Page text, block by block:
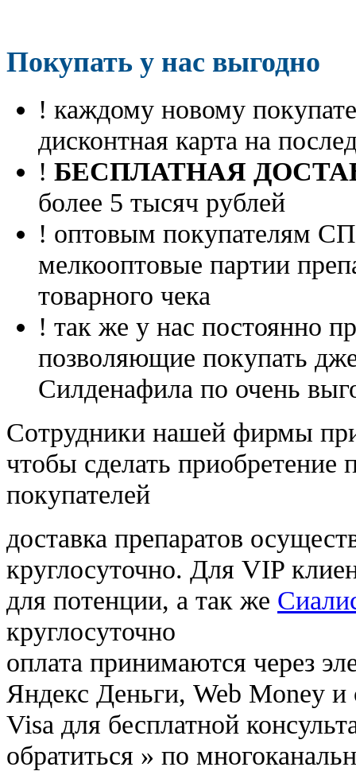
Покупать у нас выгодно
! каждому новому
дисконтная карта на
! БЕСПЛАТНАЯ
более 5 тысяч рублей
! оптовым покупателям
мелкооптовые партии
товарного чека
! так же у нас постоянно
позволяющие покупать
Силденафила по очень
Cотрудники нашей фирмы
чтобы сделать приобретение
покупателей
доставка препаратов
круглосуточно. Для VIP
для потенции, а так же
круглосуточно
оплата принимаются через
Яндекс Деньги, Web Money и
Visa для бесплатной
обратиться » по